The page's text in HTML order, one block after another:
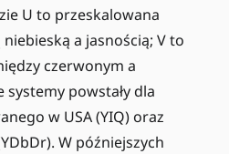
U to przeskalowana
a jasnością; V to
czerwonym a
systemy powstały dla
w USA (YIQ) oraz
W późniejszych